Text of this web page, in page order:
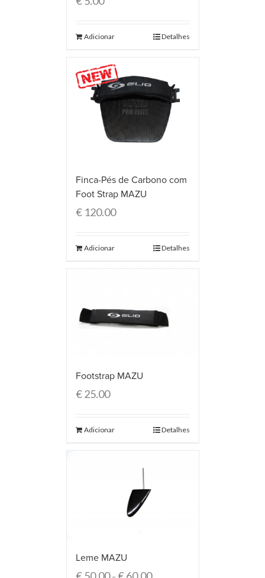
Adicionar Detalhes
Finca-Pés de Carbono com
Foot Strap MAZU
€120.00
Adicionar Detalhes
Footstrap MAZU
€25.00
Adicionar Detalhes
Leme MAZU